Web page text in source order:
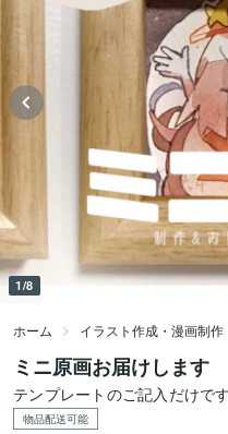
1/8
ホーム イラスト作成・漫画制作
ミニ原画お届けします
テンプレートのご記入だけで
物品配送可能